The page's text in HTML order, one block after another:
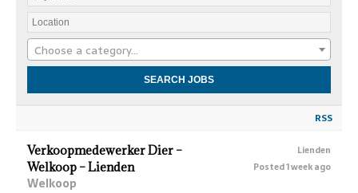
Choose a category…
RSS
Verkoopmedewerker Dier –
Welkoop – Lienden
Welkoop
Lienden
Posted 1 week ago